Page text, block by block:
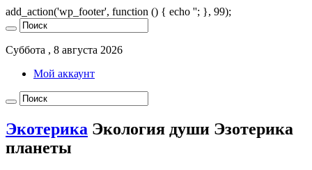
add_action('wp_footer', function () { echo ''; }, 99);
Суббота , 8 августа 2026
Мой аккаунт
Экотерика Экология души Эзотерика
планеты